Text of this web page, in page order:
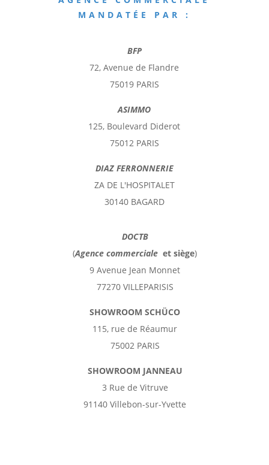
MANDATÉE PAR :
BFP
72, Avenue de Flandre
75019 PARIS
ASIMMO
125, Boulevard Diderot
75012 PARIS
DIAZ FERRONNERIE
ZA DE L'HOSPITALET
30140 BAGARD
DOCTB
(Agence commerciale et siège)
9 Avenue Jean Monnet
77270 VILLEPARISIS
SHOWROOM SCHÜCO
115, rue de Réaumur
75002 PARIS
SHOWROOM JANNEAU
3 Rue de Vitruve
91140 Villebon-sur-Yvette